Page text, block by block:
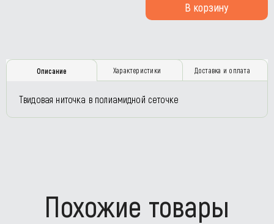
В корзину
Описание Характеристики Доставка и оплата
Твидовая ниточка в полиамидной сеточке
Похожие товары